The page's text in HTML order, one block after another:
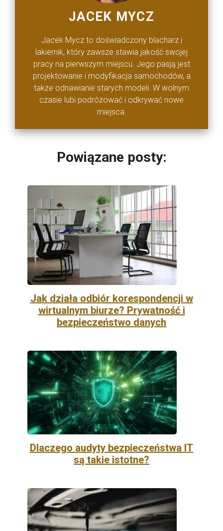
JACEK MYCZ
Jacek Mycz to doświadczony blacharz i
lakiernik, który zawsze stawia jakość swojej
pracy na pierwszym miejscu. Jego pasją jest
projektowanie i modyfikacja samochodów, a
także odnawianie starych modeli. W wolnym
czasie lubi podróżować i odkrywać nowe
miejsca.
Powiązane posty:
Jak działa odbiór korespondencji w
wirtualnym biurze? Prywatność i
bezpieczeństwo danych
Dlaczego audyty bezpieczeństwa IT
są takie istotne?